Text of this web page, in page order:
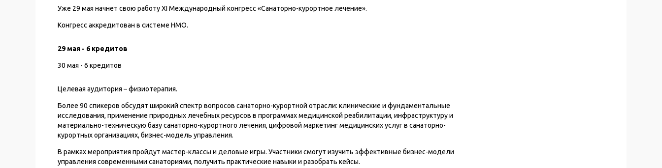
Уже 29 мая начнет свою работу XI Международный конгресс «Санаторно-курортное лечение».
Конгресс аккредитован в системе НМО.
29 мая - 6 кредитов
30 мая - 6 кредитов
Целевая аудитория – физиотерапия.
Более 90 спикеров обсудят широкий спектр вопросов санаторно-курортной отрасли: клинические и фундаментальные
исследования, применение природных лечебных ресурсов в программах медицинской реабилитации, инфраструктуру и
материально-техническую базу санаторно-курортного лечения, цифровой маркетинг медицинских услуг в санаторно-
курортных организациях, бизнес-модель управления.
В рамках мероприятия пройдут мастер-классы и деловые игры. Участники смогут изучить эффективные бизнес-модели
управления современными санаториями, получить практические навыки и разобрать кейсы.